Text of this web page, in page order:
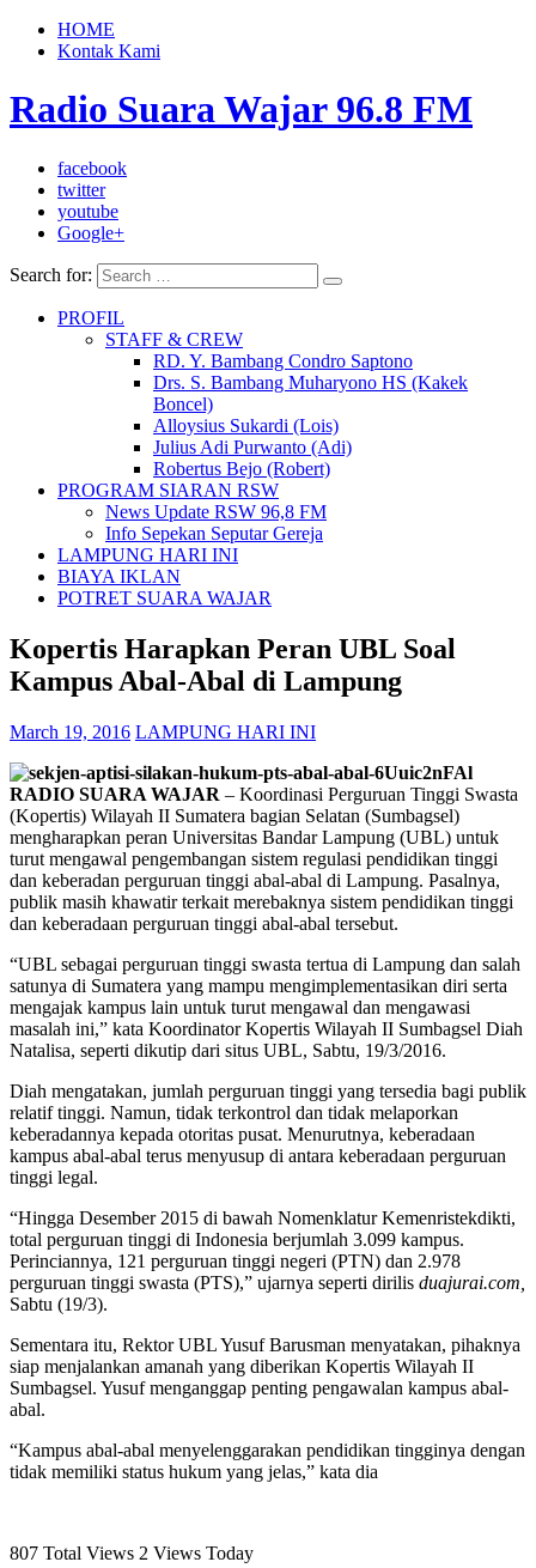
HOME
Kontak Kami
Radio Suara Wajar 96.8 FM
facebook
twitter
youtube
Google+
Search for:
PROFIL
STAFF & CREW
RD. Y. Bambang Condro Saptono
Drs. S. Bambang Muharyono HS (Kakek
Boncel)
Alloysius Sukardi (Lois)
Julius Adi Purwanto (Adi)
Robertus Bejo (Robert)
PROGRAM SIARAN RSW
News Update RSW 96,8 FM
Info Sepekan Seputar Gereja
LAMPUNG HARI INI
BIAYA IKLAN
POTRET SUARA WAJAR
Kopertis Harapkan Peran UBL Soal
Kampus Abal-Abal di Lampung
March 19, 2016 LAMPUNG HARI INI
RADIO SUARA WAJAR – Koordinasi Perguruan Tinggi Swasta
(Kopertis) Wilayah II Sumatera bagian Selatan (Sumbagsel)
mengharapkan peran Universitas Bandar Lampung (UBL) untuk
turut mengawal pengembangan sistem regulasi pendidikan tinggi
dan keberadan perguruan tinggi abal-abal di Lampung. Pasalnya,
publik masih khawatir terkait merebaknya sistem pendidikan tinggi
dan keberadaan perguruan tinggi abal-abal tersebut.
“UBL sebagai perguruan tinggi swasta tertua di Lampung dan salah
satunya di Sumatera yang mampu mengimplementasikan diri serta
mengajak kampus lain untuk turut mengawal dan mengawasi
masalah ini,” kata Koordinator Kopertis Wilayah II Sumbagsel Diah
Natalisa, seperti dikutip dari situs UBL, Sabtu, 19/3/2016.
Diah mengatakan, jumlah perguruan tinggi yang tersedia bagi publik
relatif tinggi. Namun, tidak terkontrol dan tidak melaporkan
keberadannya kepada otoritas pusat. Menurutnya, keberadaan
kampus abal-abal terus menyusup di antara keberadaan perguruan
tinggi legal.
“Hingga Desember 2015 di bawah Nomenklatur Kemenristekdikti,
total perguruan tinggi di Indonesia berjumlah 3.099 kampus.
Perinciannya, 121 perguruan tinggi negeri (PTN) dan 2.978
perguruan tinggi swasta (PTS),” ujarnya seperti dirilis duajurai.com,
Sabtu (19/3).
Sementara itu, Rektor UBL Yusuf Barusman menyatakan, pihaknya
siap menjalankan amanah yang diberikan Kopertis Wilayah II
Sumbagsel. Yusuf menganggap penting pengawalan kampus abal-
abal.
“Kampus abal-abal menyelenggarakan pendidikan tingginya dengan
tidak memiliki status hukum yang jelas,” kata dia
807 Total Views 2 Views Today